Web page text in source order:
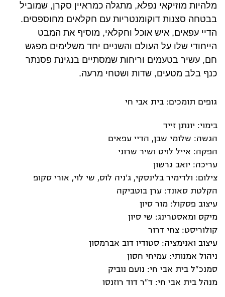
מלהיות מוזיקאי נפלא, מתגלה כמראיין סקרן, שמוביל
בבטחה סצנות דוקומנטריות עם חקלאים מחוספסים.
הדיי עפאים, איש אוכל וחקלאי, מוסיף את המבט
הייחודי שלו על העולם והשניים יחד משלימים מפגש
חם, עשיר בטעמים וריחות שמסתיים בנגינת פסנתר
כנף בלב מטעים, שדות ושטחי מרעה.
גופים תומכים: בית אבי חי
בימוי: יונתן זייד
הגשה: שלומי שבן, הדיי עפאים
הפקה: אייל לויט ושיר שרוני
עריכה: יואב גרשון
צילום: ולדימיר בלינסקי, ג'ניה לוס, שי לוי, אורי סקופ
הקלטת סאונד: ערן בוטביקה
עיצוב פסקול: מור סיון
מיקס ומאסטרינג: שי סיון
קולוריסט: צחי דרור
עיצוב ואנימציה: סטודיו דוב אברמסון
ניהול אמנותי: עמיחי חסון
סמנכ"ל בית אבי חי: נועם נוביק
מנהל בית אבי חי: ד"ר דוד רוזנסו